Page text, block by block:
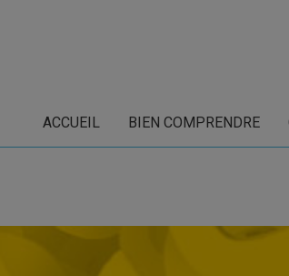
ACCUEIL BIEN COMPRENDRE